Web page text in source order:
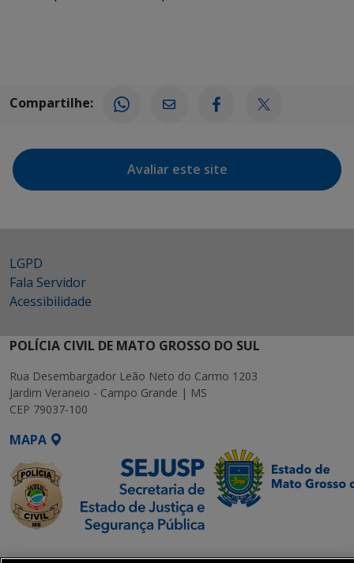
Compartilhe:
Avaliar este site
LGPD
Fala Servidor
Acessibilidade
POLÍCIA CIVIL DE MATO GROSSO DO SUL
Rua Desembargador Leão Neto do Carmo 1203
Jardim Veraneio - Campo Grande | MS
CEP 79037-100
MAPA